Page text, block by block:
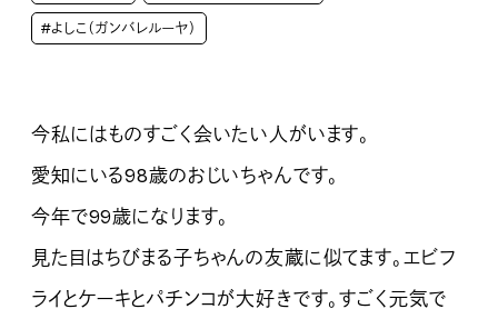
#よしこ（ガンバレルーヤ）
今私にはものすごく会いたい人がいます。
愛知にいる98歳のおじいちゃんです。
今年で99歳になります。
見た目はちびまる子ちゃんの友蔵に似てます。エビフ
ライとケーキとパチンコが大好きです。すごく元気で